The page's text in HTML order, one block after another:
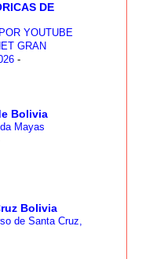
DE
YOUTUBE
GRAN
-
Bolivia
Mayas
Bolivia
de Santa Cruz,